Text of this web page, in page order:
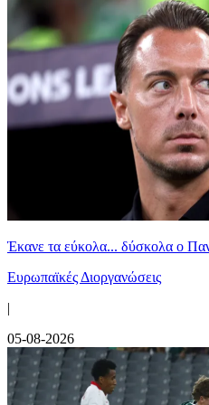
Έκανε τα εύκολα... δύσκολα ο
Ευρωπαϊκές Διοργανώσεις
|
05-08-2026